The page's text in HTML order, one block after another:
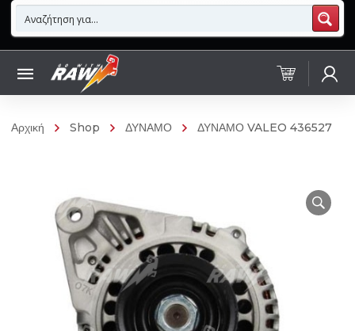
Αρχική Shop ΔΥΝΑΜΟ ΔΥΝΑΜΟ VALEO 436527